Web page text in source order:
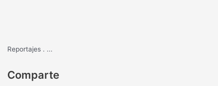
Reportajes . ...
Comparte